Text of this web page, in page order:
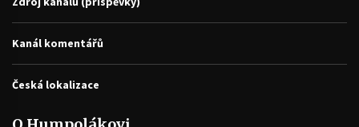
Kanál komentářů
Česká lokalizace